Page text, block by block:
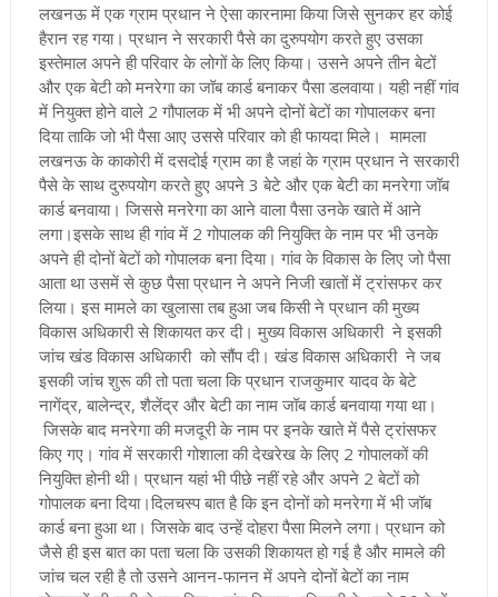
लखनऊ में एक ग्राम प्रधान ने ऐसा कारनामा किया जिसे सुनकर हर कोई
हैरान रह गया। प्रधान ने सरकारी पैसे का दुरुपयोग करते हुए उसका
इस्तेमाल अपने ही परिवार के लोगों के लिए किया। उसने अपने तीन बेटों
और एक बेटी को मनरेगा का जॉब कार्ड बनाकर पैसा डलवाया। यही नहीं गांव
में नियुक्त होने वाले 2 गौपालक में भी अपने दोनों बेटों का गोपालकर बना
दिया ताकि जो भी पैसा आए उससे परिवार को ही फायदा मिले। मामला
लखनऊ के काकोरी में दसदोई ग्राम का है जहां के ग्राम प्रधान ने सरकारी
पैसे के साथ दुरुपयोग करते हुए अपने 3 बेटे और एक बेटी का मनरेगा जॉब
कार्ड बनवाया। जिससे मनरेगा का आने वाला पैसा उनके खाते में आने
लगा।इसके साथ ही गांव में 2 गोपालक की नियुक्ति के नाम पर भी उनके
अपने ही दोनों बेटों को गोपालक बना दिया। गांव के विकास के लिए जो पैसा
आता था उसमें से कुछ पैसा प्रधान ने अपने निजी खातों में ट्रांसफर कर
लिया। इस मामले का खुलासा तब हुआ जब किसी ने प्रधान की मुख्य
विकास अधिकारी से शिकायत कर दी। मुख्य विकास अधिकारी ने इसकी
जांच खंड विकास अधिकारी को सौंप दी। खंड विकास अधिकारी ने जब
इसकी जांच शुरू की तो पता चला कि प्रधान राजकुमार यादव के बेटे
नागेंद्र, बालेन्द्र, शैलेंद्र और बेटी का नाम जॉब कार्ड बनवाया गया था।
जिसके बाद मनरेगा की मजदूरी के नाम पर इनके खाते में पैसे ट्रांसफर
किए गए। गांव में सरकारी गोशाला की देखरेख के लिए 2 गोपालकों की
नियुक्ति होनी थी। प्रधान यहां भी पीछे नहीं रहे और अपने 2 बेटों को
गोपालक बना दिया।दिलचस्प बात है कि इन दोनों को मनरेगा में भी जॉब
कार्ड बना हुआ था। जिसके बाद उन्हें दोहरा पैसा मिलने लगा। प्रधान को
जैसे ही इस बात का पता चला कि उसकी शिकायत हो गई है और मामले की
जांच चल रही है तो उसने आनन-फानन में अपने दोनों बेटों का नाम